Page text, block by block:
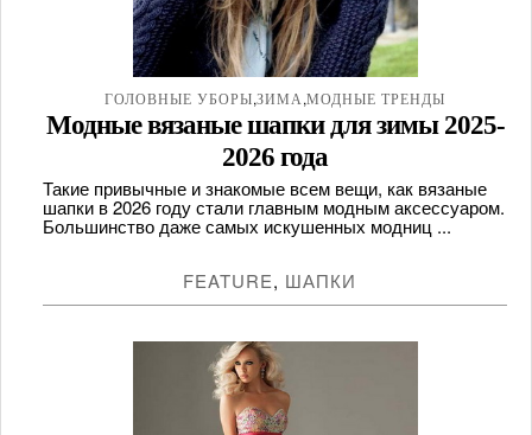
ГОЛОВНЫЕ УБОРЫ,ЗИМА,МОДНЫЕ ТРЕНДЫ
Модные вязаные шапки для зимы 2025-
2026 года
Такие привычные и знакомые всем вещи, как вязаные
шапки в 2026 году стали главным модным аксессуаром.
Большинство даже самых искушенных модниц ...
FEATURE, ШАПКИ